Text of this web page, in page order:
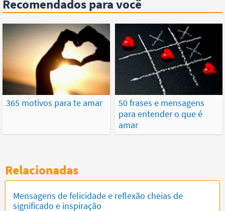
Recomendados para você
365 motivos para te amar
50 frases e mensagens
para entender o que é
amar
Relacionadas
Mensagens de felicidade e reflexão cheias de
significado e inspiração